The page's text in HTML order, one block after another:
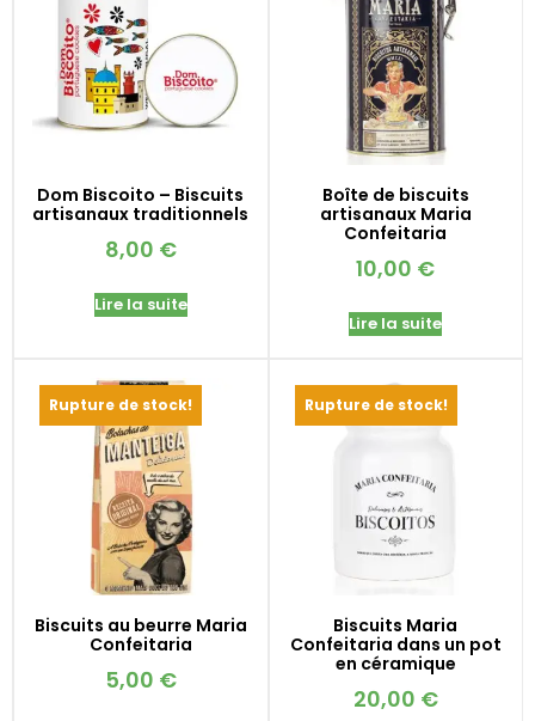
Dom Biscoito – Biscuits
artisanaux traditionnels
8,00 €
Lire la suite
Boîte de biscuits
artisanaux Maria
Confeitaria
10,00 €
Lire la suite
Rupture de stock!
Biscuits au beurre Maria
Confeitaria
5,00 €
Rupture de stock!
Biscuits Maria
Confeitaria dans un pot
en céramique
20,00 €